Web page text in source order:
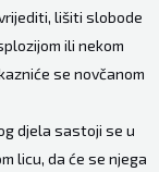
lišiti slobode
ili nekom
se novčanom
djela sastoji se u
licu, da će se njega